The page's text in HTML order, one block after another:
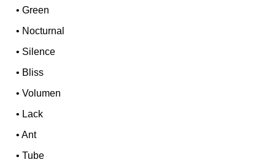
•Green
• Nocturnal
• Silence
• Bliss
•Volumen
• Lack
•Ant
•Tube